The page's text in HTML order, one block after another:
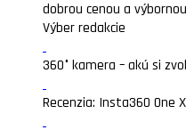
dobrou cenou a
Výber redakcie
360° kamera – akú si
Recenzia: Insta360 One